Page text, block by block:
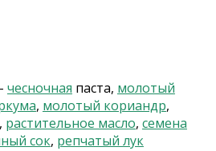
- чесночная паста, молотый
, молотый кориандр,
, растительное масло, семена
сок, репчатый лук